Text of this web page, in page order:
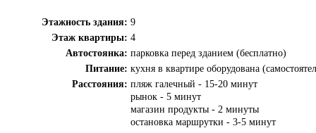
Этажность здания: 9
Этаж квартиры: 4
Автостоянка: парковка перед зданием (бесплатно)
Питание: кухня в квартире оборудована
Расстояния: пляж галечный - 15-20 минут
рынок - 5 минут
магазин продукты - 2 минуты
остановка маршрутки - 3-5 минут